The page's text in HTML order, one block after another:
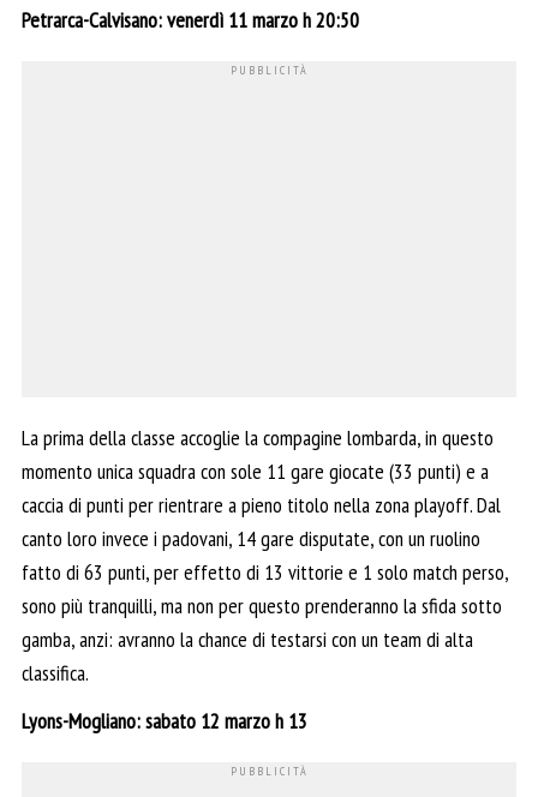
Petrarca-Calvisano: venerdì 11 marzo h 20:50
La prima della classe accoglie la compagine lombarda, in questo
momento unica squadra con sole 11 gare giocate (33 punti) e a
caccia di punti per rientrare a pieno titolo nella zona playoff. Dal
canto loro invece i padovani, 14 gare disputate, con un ruolino
fatto di 63 punti, per effetto di 13 vittorie e 1 solo match perso,
sono più tranquilli, ma non per questo prenderanno la sfida sotto
gamba, anzi: avranno la chance di testarsi con un team di alta
classifica.
Lyons-Mogliano: sabato 12 marzo h 13